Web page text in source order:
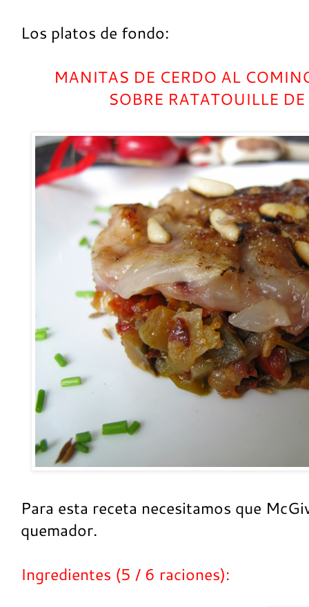
Los platos de fondo:
MANITAS DE CERDO AL
SOBRE RATATOUILLE
Para esta receta necesitamos que
quemador.
Ingredientes (5 / 6 raciones):